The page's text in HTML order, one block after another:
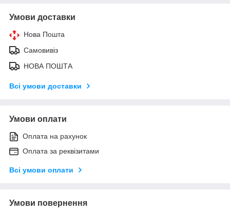
Умови доставки
Нова Пошта
Самовивіз
НОВА ПОШТА
Всі умови доставки
Умови оплати
Оплата на рахунок
Оплата за реквізитами
Всі умови оплати
Умови повернення